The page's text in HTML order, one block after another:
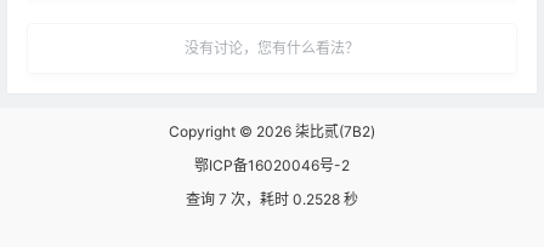
没有讨论，您有什么看法？
Copyright © 2026 柒比贰(7B2)
鄂ICP备16020046号-2
查询 7 次，耗时 0.2528 秒